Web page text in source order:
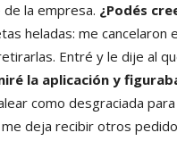
la empresa. ¿Podés
heladas: me
Entré y le dije al
la aplicación y
como desgraciada
deja recibir otros